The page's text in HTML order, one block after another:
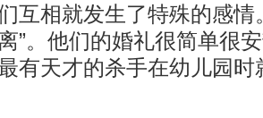
互相就发生了特殊的感情
”。他们的婚礼很简单很
有天才的杀手在幼儿园时